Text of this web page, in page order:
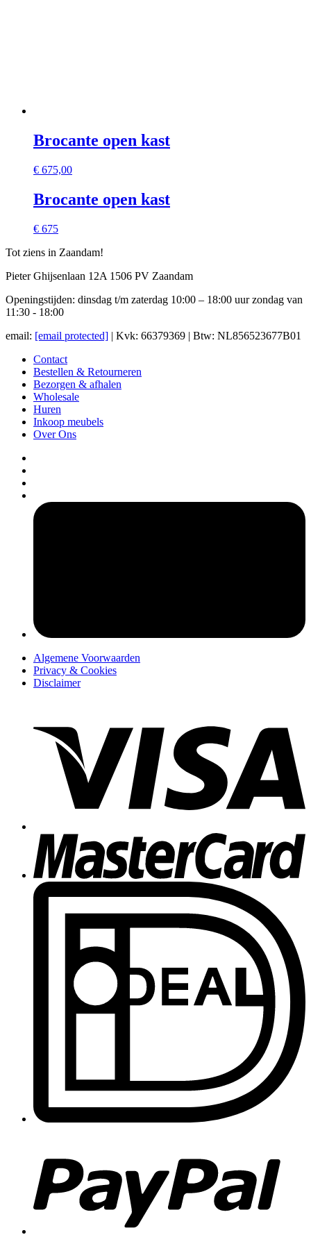
Brocante open kast
€ 675,00
Brocante open kast
€ 675
Tot ziens in Zaandam!
Pieter Ghijsenlaan 12A 1506 PV Zaandam
Openingstijden: dinsdag t/m zaterdag 10:00 – 18:00 uur zondag van
11:30 - 18:00
email: [email protected] | Kvk: 66379369 | Btw: NL856523677B01
Contact
Bestellen & Retourneren
Bezorgen & afhalen
Wholesale
Huren
Inkoop meubels
Over Ons
Algemene Voorwaarden
Privacy & Cookies
Disclaimer